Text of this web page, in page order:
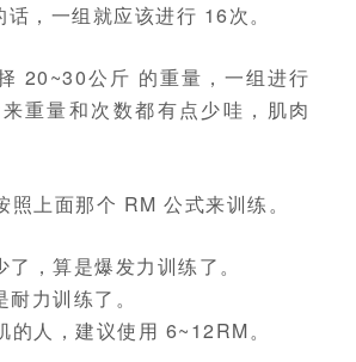
，一组就应该进行 16次。
20~30公斤 的重量，一组进行
重量和次数都有点少哇，肌肉
照上面那个 RM 公式来训练。
，算是爆发力训练了。
力训练了。
的人，建议使用 6~12RM。